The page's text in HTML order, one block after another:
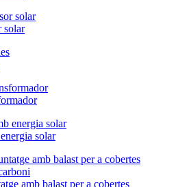
solar
solar
amb balast per a cobertes